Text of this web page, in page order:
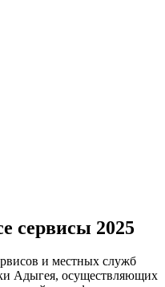
сервисы 2025
и местных служб
Адыгея, осуществляющих